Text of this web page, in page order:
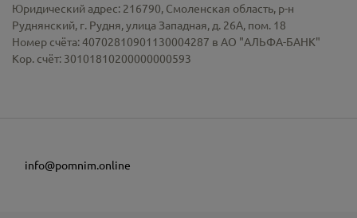
Юридический адрес: 216790, Смоленская область, р-н
Руднянский, г. Рудня, улица Западная, д. 26А, пом. 18
Номер счёта: 40702810901130004287 в АО "АЛЬФА-БАНК"
Кор. счёт: 30101810200000000593
info@pomnim.online